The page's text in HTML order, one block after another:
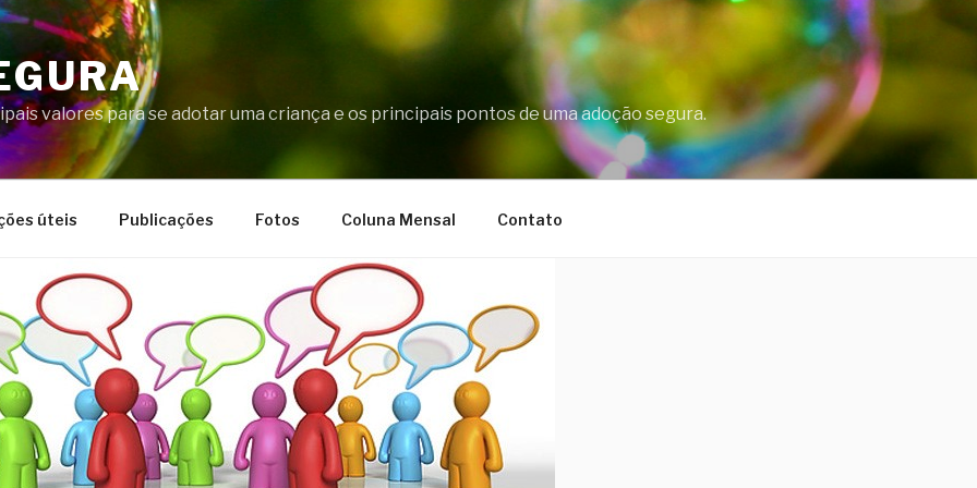
valores para se adotar uma criança e os principais pontos de uma adoção segura.
úteis Publicações Fotos Coluna Mensal Contato